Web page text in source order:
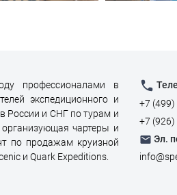
профессионалами в
экспедиционного и
России и СНГ по турам и
чартеры и
по продажам круизной
и Quark Expeditions.
+7
+7
Эл.